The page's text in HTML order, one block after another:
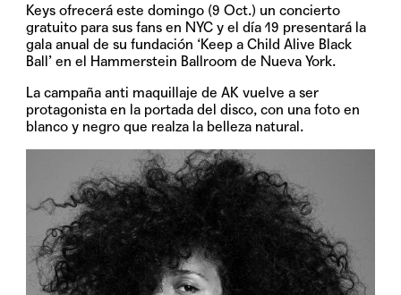
Keys ofrecerá este domingo (9 Oct.) un concierto
gratuito para sus fans en NYC y el día 19 presentará la
gala anual de su fundación ‘Keep a Child Alive Black
Ball’ en el Hammerstein Ballroom de Nueva York.
La campaña anti maquillaje de AK vuelve a ser
protagonista en la portada del disco, con una foto en
blanco y negro que realza la belleza natural.